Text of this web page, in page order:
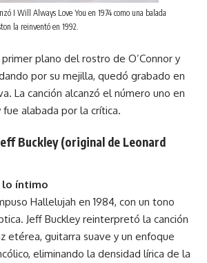
I Will Always Love You en 1974 como una balada
la reinventó en 1992.
plano del rostro de O’Connor y
por su mejilla, quedó grabado en
La canción alcanzó el número uno en
alabada por la crítica.
Buckley (original de Leonard
lo íntimo
Hallelujah en 1984, con un tono
Jeff Buckley reinterpretó la canción
etérea, guitarra suave y un enfoque
eliminando la densidad lírica de la